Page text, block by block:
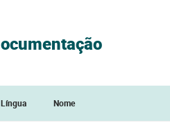
documentação
Língua Nome